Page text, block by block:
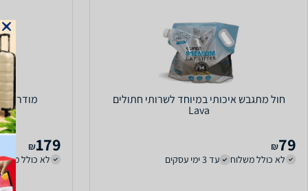
חול מתגבש איכותי במיוחד לשרותי חתולים
Lava
79
₪
לא כולל משלוח
עד 3 ימי עסקים
179
₪
לא כולל